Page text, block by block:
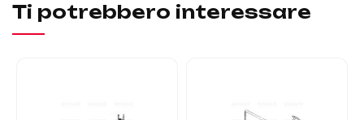
Ti potrebbero interessare